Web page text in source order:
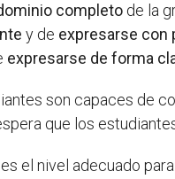
completo de la
y de expresarse con
expresarse de forma
son capaces de
que los
el nivel adecuado